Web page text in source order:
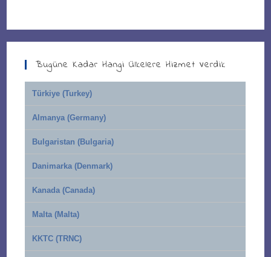
Bugüne Kadar Hangi Ülkelere Hizmet Verdik
Türkiye (Turkey)
Almanya (Germany)
Bulgaristan (Bulgaria)
Danimarka (Denmark)
Kanada (Canada)
Malta (Malta)
KKTC (TRNC)